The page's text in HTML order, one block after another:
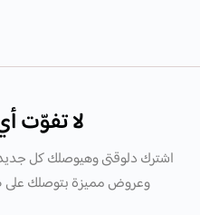
لا تفوّت
اشترك دلوقتى وهيوصلك كل
وعروض مميزة بتوصلك على